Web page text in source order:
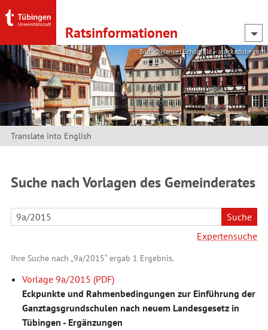
Rats­informationen
Bild: @Manuel Schönfeld – stock.adobe.com
Translate into English
Suche nach Vorlagen des Gemeinderates
Suche
Expertensuche
Ihre Suche nach „9a/2015“ ergab 1 Ergebnis.
Vorlage 9a/2015
Eckpunkte und Rahmenbedingungen zur Einführung der
Ganztagsgrundschulen nach neuem Landesgesetz in
Tübingen - Ergänzungen